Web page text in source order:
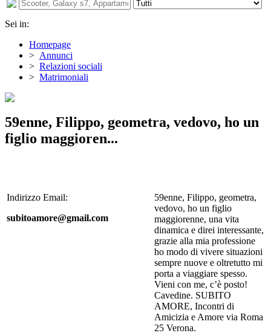
Sei in:
Homepage
> Annunci
> Relazioni sociali
> Matrimoniali
59enne, Filippo, geometra, vedovo, ho un
figlio maggioren...
Indirizzo Email:
subitoamore@gmail.com
59enne, Filippo, geometra,
vedovo, ho un figlio
maggiorenne, una vita
dinamica e direi interessante,
grazie alla mia professione
ho modo di vivere situazioni
sempre nuove e oltretutto mi
porta a viaggiare spesso.
Vieni con me, c’è posto!
Cavedine. SUBITO
AMORE, Incontri di
Amicizia e Amore via Roma
25 Verona.